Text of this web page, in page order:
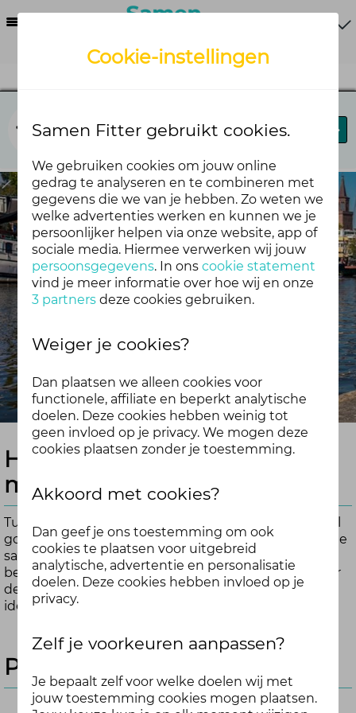
Het beste idee
Het Beste Idee
Het beste idee voor de
mienskip
Tussen 28 september en 24 oktober hebben we veel
goede ideeën binnen gekregen om de vitaliteit en de
saamhorigheid van de mienskip te verbeteren. De
beste ideeën ontvangen een financiële bijdrage voor
de uitvoering. Er is massaal gestemd op de
ideeën. Hieronder een overzicht van de winnaars.
Prijswinnaars particulier
Cookie-instellingen
Samen Fitter gebruikt cookies.
We gebruiken cookies om jouw online
gedrag te analyseren en te combineren met
gegevens die we van je hebben. Zo weten we
welke advertenties werken en kunnen we je
persoonlijker helpen via onze website, app of
sociale media. Hiermee verwerken wij jouw
persoonsgegevens. In onscookie statement
vind je meer informatie over hoe wij en onze
3 partners deze cookies gebruiken.
Weiger je cookies?
Dan plaatsen we alleen cookies voor
functionele, affiliate en beperkt analytische
doelen. Deze cookies hebben weinig tot
geen invloed op je privacy. We mogen deze
cookies plaatsen zonder je toestemming.
Akkoord met cookies?
Dan geef je ons toestemming om ook
cookies te plaatsen voor uitgebreid
analytische, advertentie en personalisatie
doelen. Deze cookies hebben invloed op je
privacy.
Zelf je voorkeuren aanpassen?
Je bepaalt zelf voor welke doelen wij met
jouw toestemming cookies mogen plaatsen.